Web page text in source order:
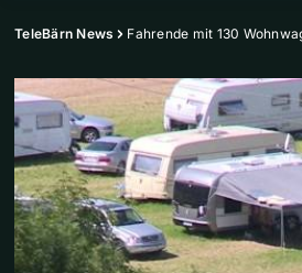
TeleBärn News Fahrende mit 130